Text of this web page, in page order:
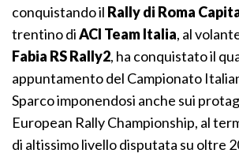
conquistando il Rally di Roma
trentino diACI Team Italia, al
Fabia RS Rally2, ha conquistato il
appuntamento del Campionato
Sparco imponendosi anche sui
European Rally Championship, al
di altissimo livello disputata su oltre